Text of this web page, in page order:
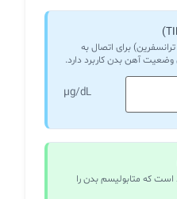
برای اتصال به
وضعیت آهن بدن کاربرد دارد.
µg/dL
است که متابولیسم بدن را